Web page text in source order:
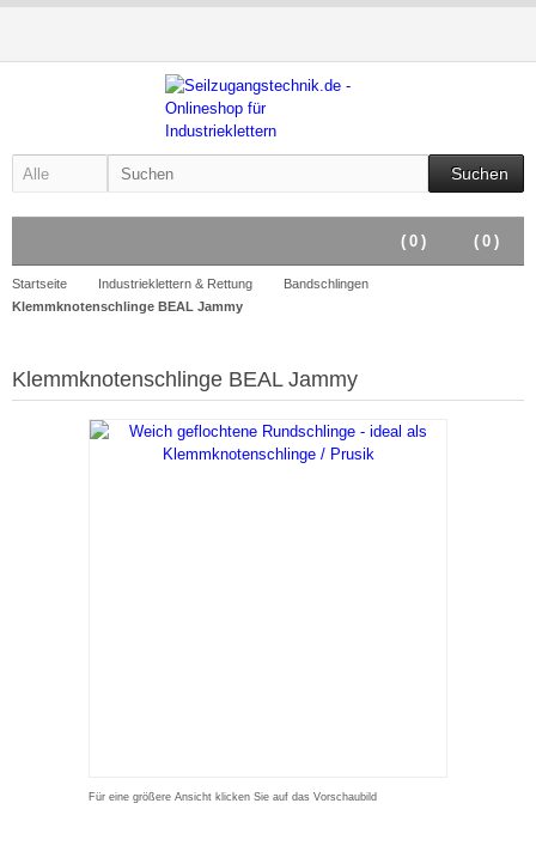
Suchen
( 0 )
( 0 )
Startseite Industrieklettern & Rettung
Bandschlingen
Klemmknotenschlinge BEAL Jammy
Klemmknotenschlinge BEAL Jammy
Für eine größere Ansicht klicken Sie auf das Vorschaubild